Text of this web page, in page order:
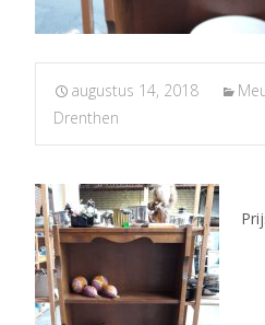
augustus 14, 2018
Drenthen